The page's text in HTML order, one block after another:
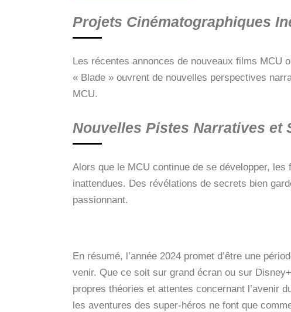
Projets Cinématographiques
Les récentes annonces de nouveaux films MCU
« Blade » ouvrent de nouvelles perspectives
MCU.
Nouvelles Pistes Narratives et
Alors que le MCU continue de se développer,
inattendues. Des révélations de secrets bien
passionnant.
En résumé, l’année 2024 promet d’être une
venir. Que ce soit sur grand écran ou sur
propres théories et attentes concernant l’avenir
les aventures des super-héros ne font que